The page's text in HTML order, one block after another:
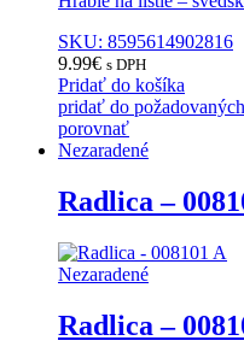
SKU: 8595614902816
9.99€ s DPH
Pridať do košíka
pridať do
porovnať
Nezaradené
Radlica –
Nezaradené
Radlica –